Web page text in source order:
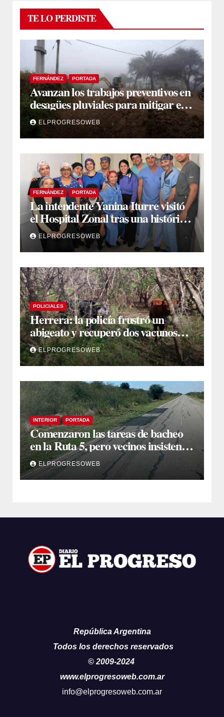
TE LO PERDISTE
FERNÁNDEZ PORTADA
Avanzan los trabajos preventivos en
desagües pluviales para mitigar el
impacto de la temporada de lluvias
ELPROGRESOWEB
FERNÁNDEZ PORTADA
La intendente Yanina Iturre visitó
el Hospital Zonal tras una histórica
jornada de intervenciones
laparoscópicas
ELPROGRESOWEB
POLICIALES
Herrera: la policía frustró un
abigeato y recuperó dos vacunos
ocultos en una zona montuosa
ELPROGRESOWEB
INTERIOR PORTADA
Comenzaron las tareas de bacheo
en la Ruta 5, pero vecinos insisten
en un reclamo integral
ELPROGRESOWEB
República Argentina
Todos los derechos reservados
© 2009-2024
www.elprogresoweb.com.ar
info@elprogresoweb.com.ar